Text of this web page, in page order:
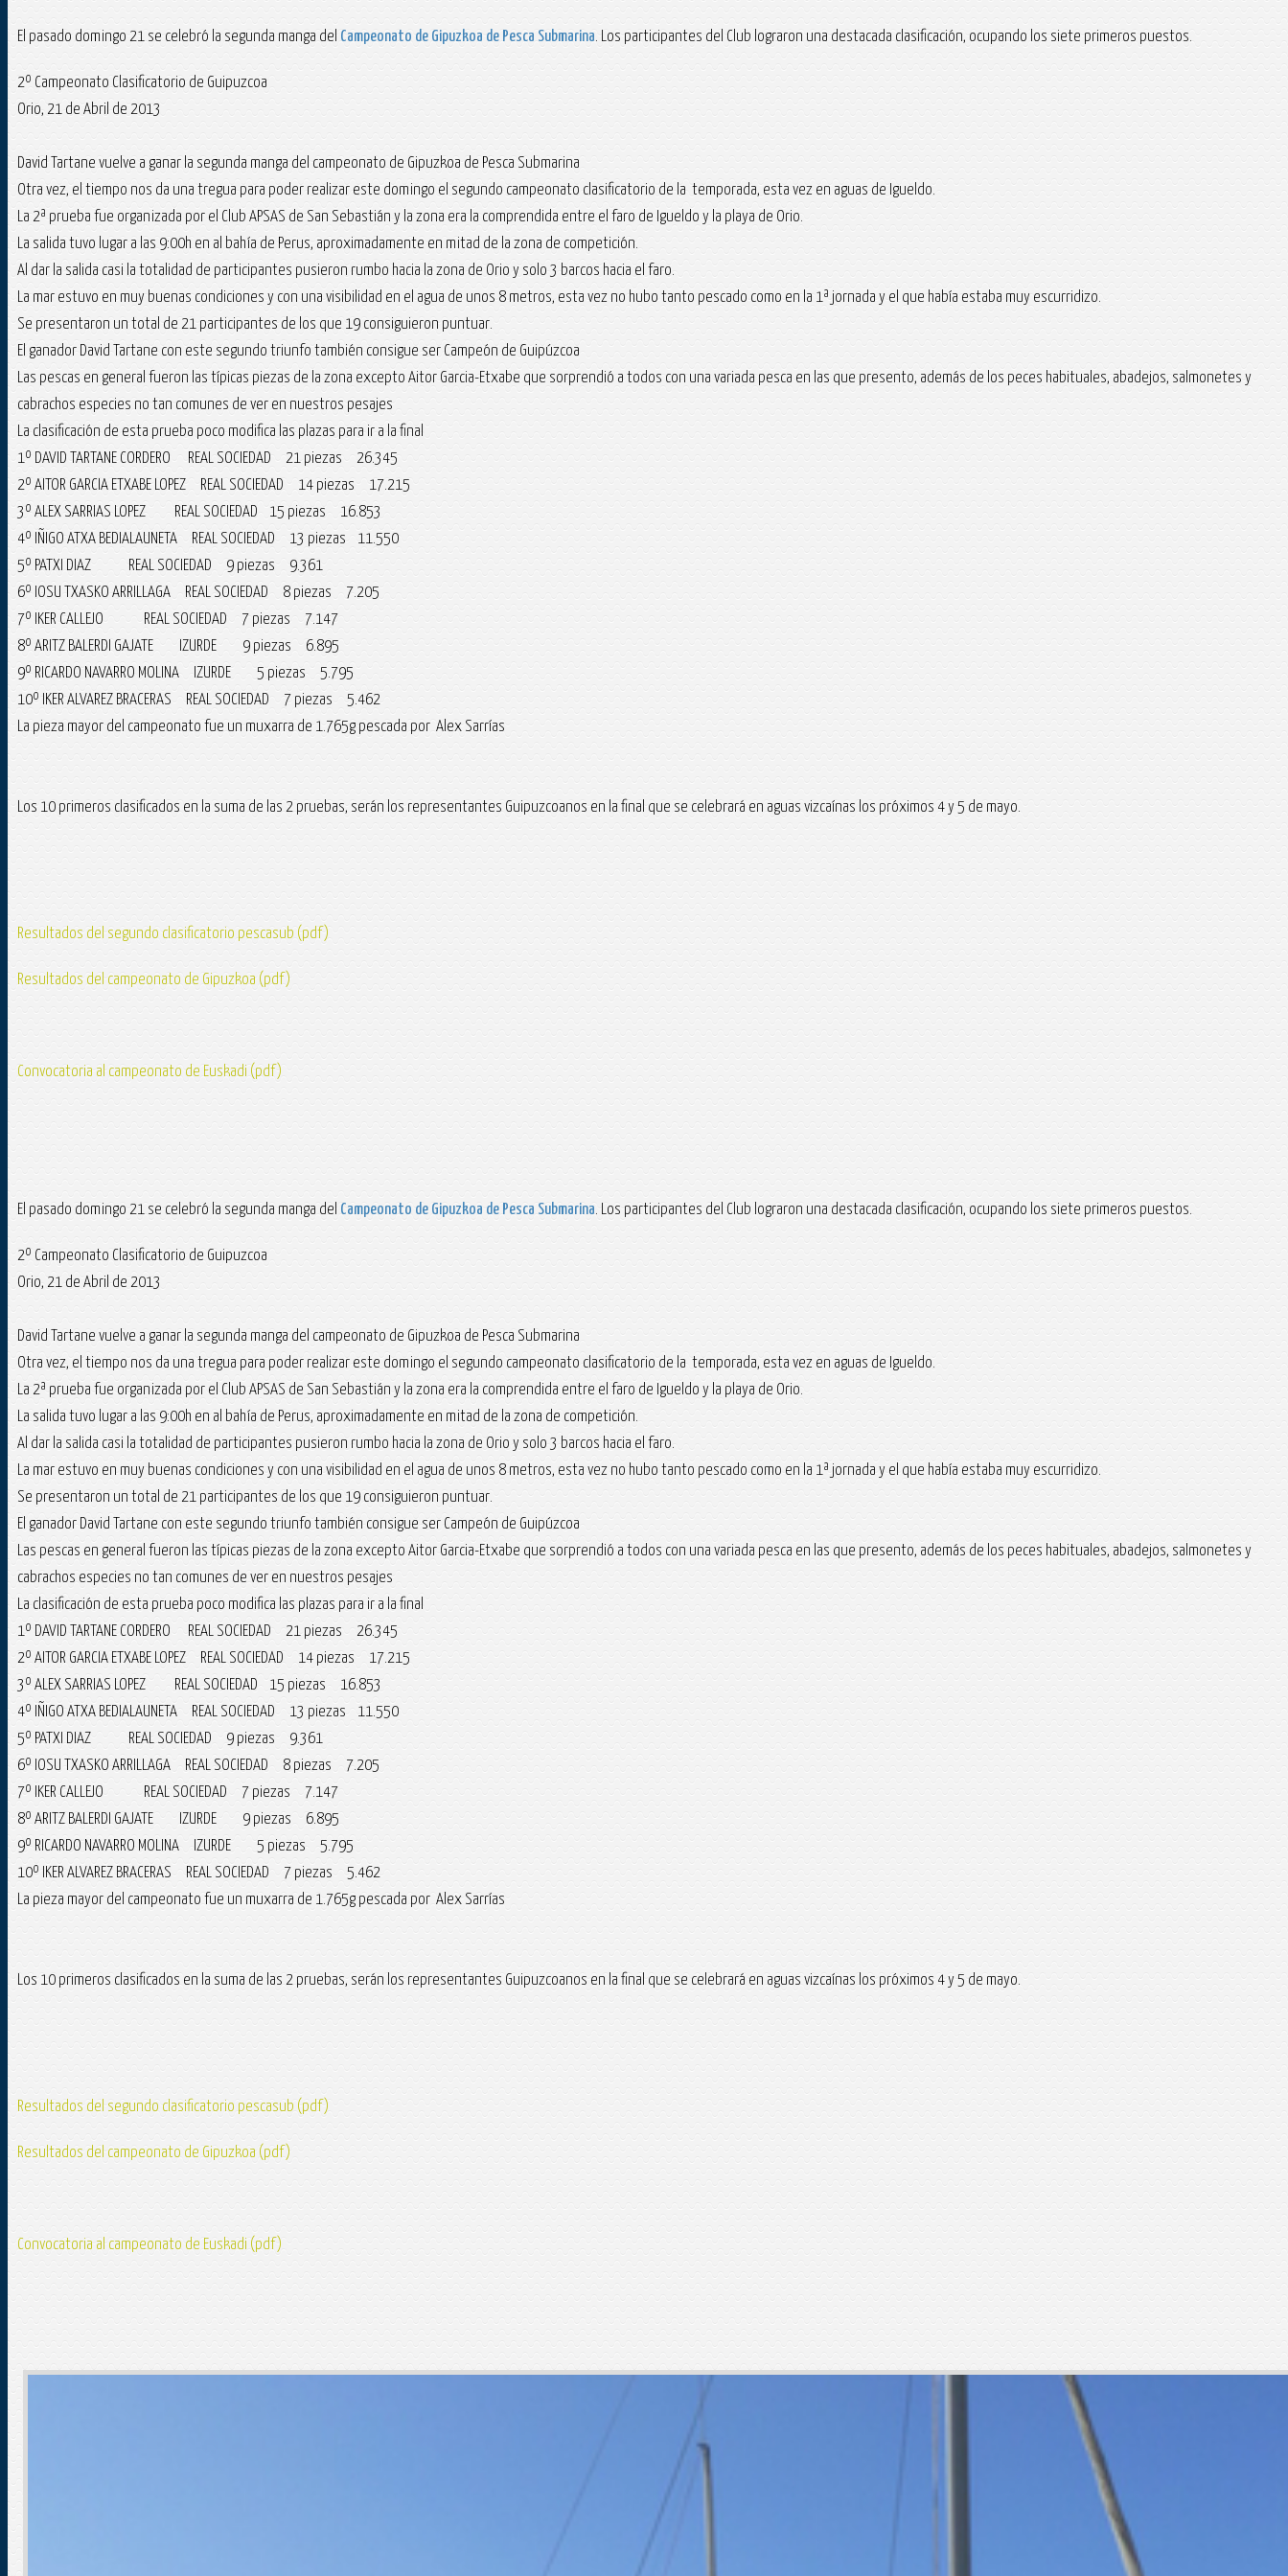
El pasado domingo 21 se celebró la segunda manga del Campeonato de Gipuzkoa de Pesca Submarina. Los participantes del Club lograron una destacada clasificación, ocupando los siete primeros puestos.
2º Campeonato Clasificatorio de Guipuzcoa
Orio, 21 de Abril de 2013
David Tartane vuelve a ganar la segunda manga del campeonato de Gipuzkoa de Pesca Submarina
Otra vez, el tiempo nos da una tregua para poder realizar este domingo el segundo campeonato clasificatorio de la temporada, esta vez en aguas de Igueldo.
La 2ª prueba fue organizada por el Club APSAS de San Sebastián y la zona era la comprendida entre el faro de Igueldo y la playa de Orio.
La salida tuvo lugar a las 9:00h en al bahía de Perus, aproximadamente en mitad de la zona de competición.
Al dar la salida casi la totalidad de participantes pusieron rumbo hacia la zona de Orio y solo 3 barcos hacia el faro.
La mar estuvo en muy buenas condiciones y con una visibilidad en el agua de unos 8 metros, esta vez no hubo tanto pescado como en la 1ª jornada y el que había estaba muy escurridizo.
Se presentaron un total de 21 participantes de los que 19 consiguieron puntuar.
El ganador David Tartane con este segundo triunfo también consigue ser Campeón de Guipúzcoa
Las pescas en general fueron las típicas piezas de la zona excepto Aitor Garcia-Etxabe que sorprendió a todos con una variada pesca en las que presento, además de los peces habituales, abadejos, salmonetes y
cabrachos especies no tan comunes de ver en nuestros pesajes
La clasificación de esta prueba poco modifica las plazas para ir a la final
1º DAVID TARTANE CORDERO REAL SOCIEDAD 21 piezas 26.345
2º AITOR GARCIA ETXABE LOPEZ REAL SOCIEDAD 14 piezas 17.215
3º ALEX SARRIAS LOPEZ REAL SOCIEDAD 15 piezas 16.853
4º IÑIGO ATXA BEDIALAUNETA REAL SOCIEDAD 13 piezas 11.550
5º PATXI DIAZ REAL SOCIEDAD 9 piezas 9.361
6º IOSU TXASKO ARRILLAGA REAL SOCIEDAD 8 piezas 7.205
7º IKER CALLEJO REAL SOCIEDAD 7 piezas 7.147
8º ARITZ BALERDI GAJATE IZURDE 9 piezas 6.895
9º RICARDO NAVARRO MOLINA IZURDE 5 piezas 5.795
10º IKER ALVAREZ BRACERAS REAL SOCIEDAD 7 piezas 5.462
La pieza mayor del campeonato fue un muxarra de 1.765g pescada por Alex Sarrías
Los 10 primeros clasificados en la suma de las 2 pruebas, serán los representantes Guipuzcoanos en la final que se celebrará en aguas vizcaínas los próximos 4 y 5 de mayo.
Resultados del segundo clasificatorio pescasub (pdf)
Resultados del campeonato de Gipuzkoa (pdf)
Convocatoria al campeonato de Euskadi (pdf)
El pasado domingo 21 se celebró la segunda manga del Campeonato de Gipuzkoa de Pesca Submarina. Los participantes del Club lograron una destacada clasificación, ocupando los siete primeros puestos.
2º Campeonato Clasificatorio de Guipuzcoa
Orio, 21 de Abril de 2013
David Tartane vuelve a ganar la segunda manga del campeonato de Gipuzkoa de Pesca Submarina
Otra vez, el tiempo nos da una tregua para poder realizar este domingo el segundo campeonato clasificatorio de la temporada, esta vez en aguas de Igueldo.
La 2ª prueba fue organizada por el Club APSAS de San Sebastián y la zona era la comprendida entre el faro de Igueldo y la playa de Orio.
La salida tuvo lugar a las 9:00h en al bahía de Perus, aproximadamente en mitad de la zona de competición.
Al dar la salida casi la totalidad de participantes pusieron rumbo hacia la zona de Orio y solo 3 barcos hacia el faro.
La mar estuvo en muy buenas condiciones y con una visibilidad en el agua de unos 8 metros, esta vez no hubo tanto pescado como en la 1ª jornada y el que había estaba muy escurridizo.
Se presentaron un total de 21 participantes de los que 19 consiguieron puntuar.
El ganador David Tartane con este segundo triunfo también consigue ser Campeón de Guipúzcoa
Las pescas en general fueron las típicas piezas de la zona excepto Aitor Garcia-Etxabe que sorprendió a todos con una variada pesca en las que presento, además de los peces habituales, abadejos, salmonetes y
cabrachos especies no tan comunes de ver en nuestros pesajes
La clasificación de esta prueba poco modifica las plazas para ir a la final
1º DAVID TARTANE CORDERO REAL SOCIEDAD 21 piezas 26.345
2º AITOR GARCIA ETXABE LOPEZ REAL SOCIEDAD 14 piezas 17.215
3º ALEX SARRIAS LOPEZ REAL SOCIEDAD 15 piezas 16.853
4º IÑIGO ATXA BEDIALAUNETA REAL SOCIEDAD 13 piezas 11.550
5º PATXI DIAZ REAL SOCIEDAD 9 piezas 9.361
6º IOSU TXASKO ARRILLAGA REAL SOCIEDAD 8 piezas 7.205
7º IKER CALLEJO REAL SOCIEDAD 7 piezas 7.147
8º ARITZ BALERDI GAJATE IZURDE 9 piezas 6.895
9º RICARDO NAVARRO MOLINA IZURDE 5 piezas 5.795
10º IKER ALVAREZ BRACERAS REAL SOCIEDAD 7 piezas 5.462
La pieza mayor del campeonato fue un muxarra de 1.765g pescada por Alex Sarrías
Los 10 primeros clasificados en la suma de las 2 pruebas, serán los representantes Guipuzcoanos en la final que se celebrará en aguas vizcaínas los próximos 4 y 5 de mayo.
Resultados del segundo clasificatorio pescasub (pdf)
Resultados del campeonato de Gipuzkoa (pdf)
Convocatoria al campeonato de Euskadi (pdf)